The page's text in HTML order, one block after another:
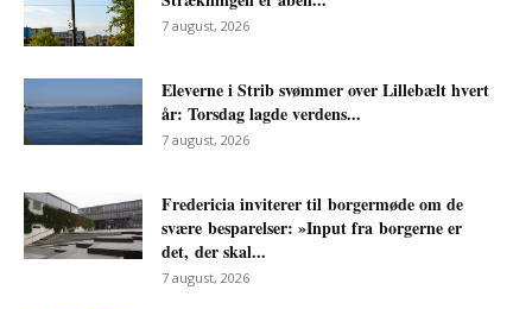
7 august, 2026
Eleverne i Strib svømmer over Lillebælt hvert
år: Torsdag lagde verdens...
7 august, 2026
Fredericia inviterer til borgermøde om de
svære besparelser: »Input fra borgerne er
det, der skal...
7 august, 2026